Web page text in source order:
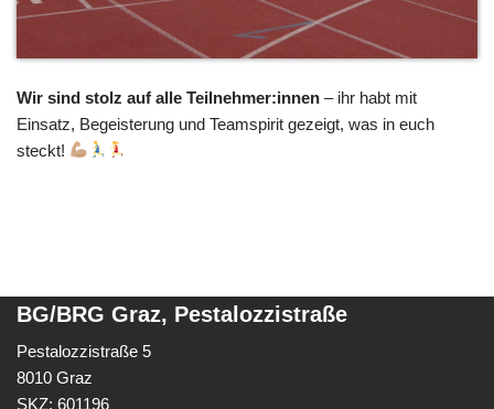
Wir sind stolz auf alle Teilnehmer:innen – ihr habt mit
Einsatz, Begeisterung und Teamspirit gezeigt, was in euch
steckt!
BG/BRG Graz, Pestalozzistraße
Pestalozzistraße 5
8010 Graz
SKZ: 601196